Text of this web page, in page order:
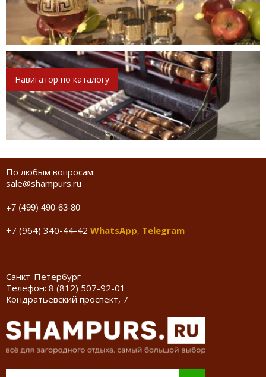
Навигатор по каталогу
По любым вопросам:
sale@shampurs.ru
+7 (499) 490-63-80
+7 (964) 340-44-42 WhatsApp, Telegram
Санкт-Петербург
Телефон: 8 (812) 507-92-01
Кондратьевский проспект, 7